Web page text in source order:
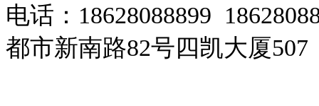
电话：18628088899
都市新南路82号四凯大厦507